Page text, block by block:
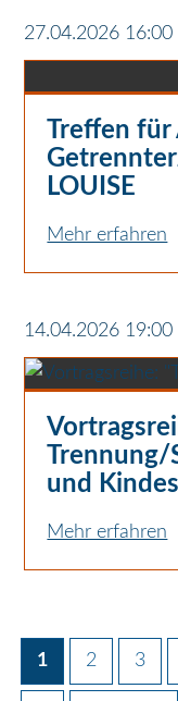
27.04.2026 16:00
Treffen für
LOUISE
Mehr erfahren
14.04.2026 19:00
Trennung/
und
Mehr erfahren
1 2 3